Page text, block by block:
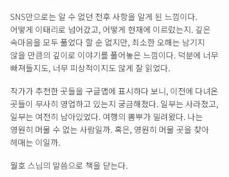
SNS만으로는 알 수 없던 전후 사항을 알게 된 느낌이다.
어떻게 이태리로 넘어갔고, 어떻게 현재에 이르렀는지. 깊은
속마음을 모두 풀었다 할 순 없지만, 최소한 오해는 남기지
않을 만큼의 깊이로 이야기를 풀어놓은 느낌이다. 덕분에 너무
빠져들지도, 너무 피상적이지도 않게 잘 읽었다.
작가가 추천한 곳들을 구글맵에 표시하다 보니, 이전에 다녀온
곳들이 무사히 영업하고 있는지 궁금해졌다. 일부는 사라졌고,
일부는 여전히 남아있었다. 여행의 뽐뿌가 밀려왔다. 나는
영원히 머물 수 없는 사람일까. 혹은, 영원히 머물 곳을 찾아
헤매는 이일까.
월호 스님의 말씀으로 책을 닫는다.